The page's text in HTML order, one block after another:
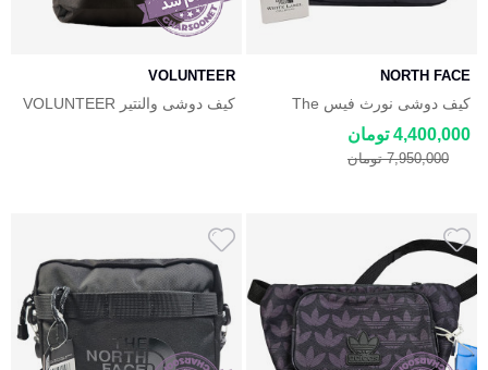
NORTH FACE
کیف دوشی نورث فیس The
North Face
4,400,000 تومان
7,950,000 تومان
VOLUNTEER
کیف دوشی والنتیر VOLUNTEER